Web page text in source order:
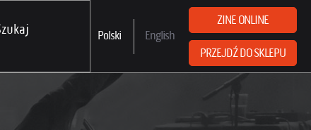
Polski English
ZINE ONLINE
PRZEJDŹ DO SKLEPU